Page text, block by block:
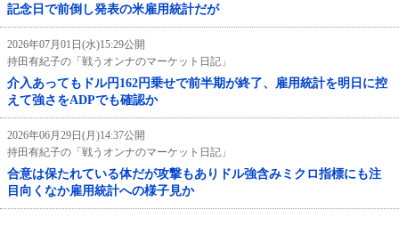
記念日で前倒し発表の米雇用統計だが
2026年07月01日(水)15:29公開
持田有紀子の「戦うオンナのマーケット日記」
介入あってもドル円162円乗せで前半期が終了、雇用統計を明日に控
えて強さをADPでも確認か
2026年06月29日(月)14:37公開
持田有紀子の「戦うオンナのマーケット日記」
合意は保たれている体だが攻撃もありドル強含みミクロ指標にも注
目向くなか雇用統計への様子見か